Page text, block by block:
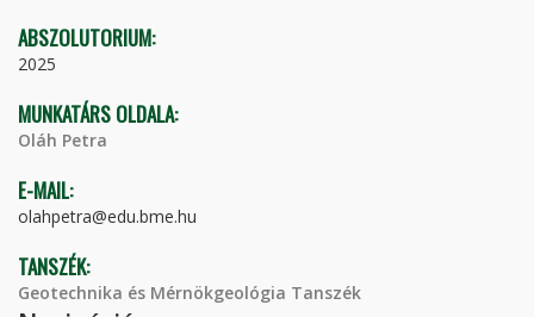
ABSZOLUTORIUM:
2025
MUNKATÁRS OLDALA:
Oláh Petra
E-MAIL:
olahpetra@edu.bme.hu
TANSZÉK:
Geotechnika és Mérnökgeológia Tanszék